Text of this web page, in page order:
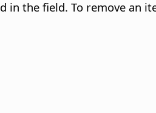
in the field. To remove an